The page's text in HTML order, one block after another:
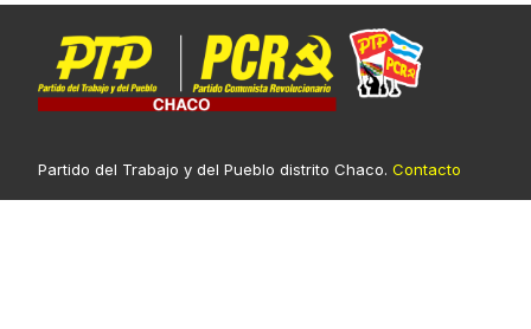
Partido del Trabajo y del Pueblo distrito Chaco. Contacto